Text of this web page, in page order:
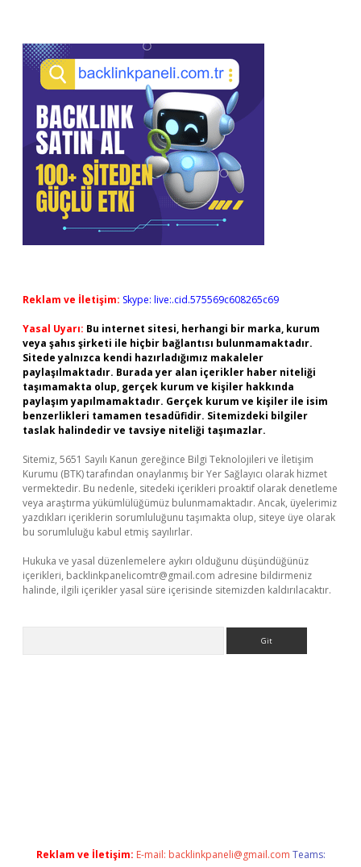
Reklam ve İletişim: Skype: live:.cid.575569c608265c69
Yasal Uyarı: Bu internet sitesi, herhangi bir marka, kurum
veya şahıs şirketi ile hiçbir bağlantısı bulunmamaktadır.
Sitede yalnızca kendi hazırladığımız makaleler
paylaşılmaktadır. Burada yer alan içerikler haber niteliği
taşımamakta olup, gerçek kurum ve kişiler hakkında
paylaşım yapılmamaktadır. Gerçek kurum ve kişiler ile isim
benzerlikleri tamamen tesadüfidir. Sitemizdeki bilgiler
taslak halindedir ve tavsiye niteliği taşımazlar.
Sitemiz, 5651 Sayılı Kanun gereğince Bilgi Teknolojileri ve İletişim
Kurumu (BTK) tarafından onaylanmış bir Yer Sağlayıcı olarak hizmet
vermektedir. Bu nedenle, sitedeki içerikleri proaktif olarak denetleme
veya araştırma yükümlülüğümüz bulunmamaktadır. Ancak, üyelerimiz
yazdıkları içeriklerin sorumluluğunu taşımakta olup, siteye üye olarak
bu sorumluluğu kabul etmiş sayılırlar.
Hukuka ve yasal düzenlemelere aykırı olduğunu düşündüğünüz
içerikleri, backlinkpanelicomtr@gmail.com adresine bildirmeniz
halinde, ilgili içerikler yasal süre içerisinde sitemizden kaldırılacaktır.
Reklam ve İletişim: E-mail: backlinkpaneli@gmail.com Teams: